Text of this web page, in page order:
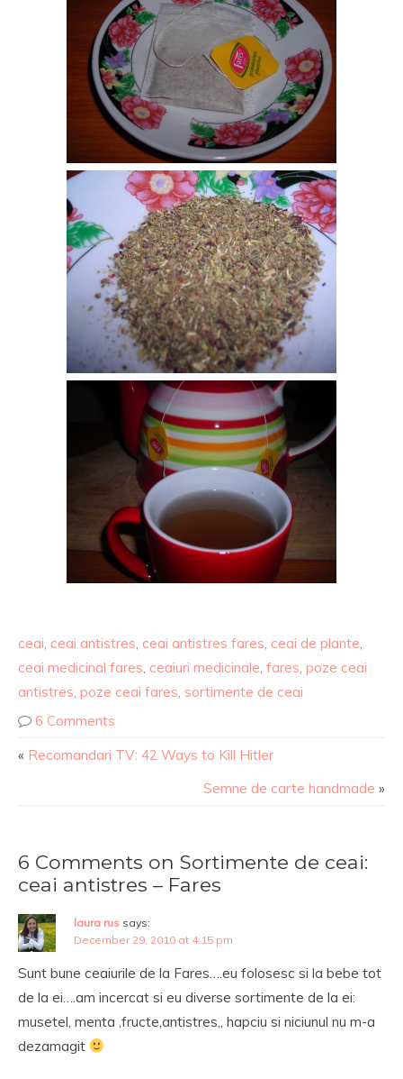
ceai, ceai antistres, ceai antistres fares, ceai de plante,
ceai medicinal fares, ceaiuri medicinale, fares, poze ceai
antistres, poze ceai fares, sortimente de ceai
6 Comments
« Recomandari TV: 42 Ways to Kill Hitler
Semne de carte handmade »
6 Comments on Sortimente de ceai:
ceai antistres – Fares
laura rus says:
December 29, 2010 at 4:15 pm
Sunt bune ceaiurile de la Fares….eu folosesc si la bebe tot
de la ei….am incercat si eu diverse sortimente de la ei:
musetel, menta ,fructe,antistres,, hapciu si niciunul nu m-a
dezamagit